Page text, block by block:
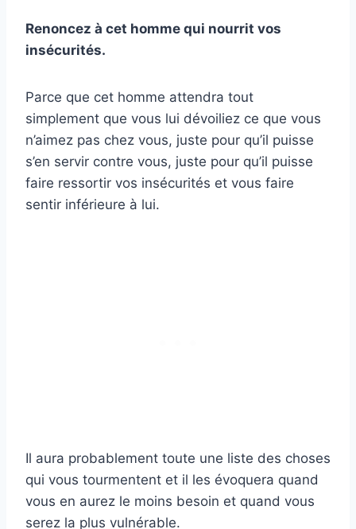
Renoncez à cet homme qui nourrit vos
insécurités.
Parce que cet homme attendra tout
simplement que vous lui dévoiliez ce que vous
n’aimez pas chez vous, juste pour qu’il puisse
s’en servir contre vous, juste pour qu’il puisse
faire ressortir vos insécurités et vous faire
sentir inférieure à lui.
Il aura probablement toute une liste des choses
qui vous tourmentent et il les évoquera quand
vous en aurez le moins besoin et quand vous
serez la plus vulnérable.